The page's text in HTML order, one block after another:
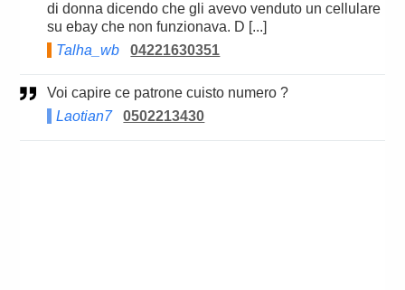
di donna dicendo che gli avevo venduto un cellulare
su ebay che non funzionava. D [...]
Talha_wb
04221630351
Voi capire ce patrone cuisto numero ?
Laotian7
0502213430